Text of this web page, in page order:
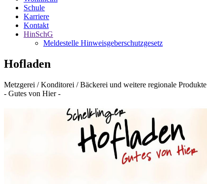
Schule
Karriere
Kontakt
HinSchG
Meldestelle Hinweisgeberschutzgesetz
Hofladen
Metzgerei / Konditorei / Bäckerei und weitere regionale Produkte
- Gutes von Hier -